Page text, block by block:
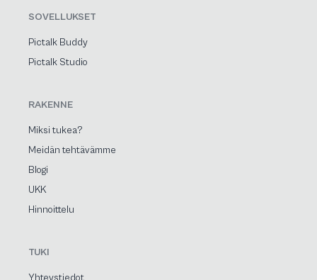
SOVELLUKSET
Pictalk Buddy
Pictalk Studio
RAKENNE
Miksi tukea?
Meidän tehtävämme
Blogi
UKK
Hinnoittelu
TUKI